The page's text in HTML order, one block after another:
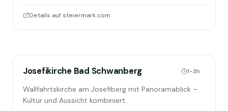
Details auf steiermark.com
Josefikirche Bad Schwanberg 1-3h
Wallfahrtskirche am Josefiberg mit Panoramablick –
Kultur und Aussicht kombiniert.